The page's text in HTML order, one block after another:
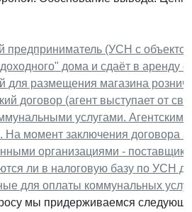
предприниматель (УСН с
дома и сдаёт в аренду
для размещения магазина
договор (агент выступает от
услугами. Агентским
На момент заключения договора
организациями -
ли в налоговую базу по УСН
для оплаты коммунальных
мы придерживаемся